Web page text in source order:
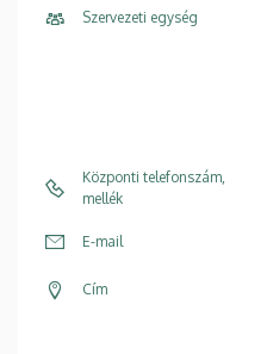
Szervezeti egység
Központi telefonszám,
mellék
E-mail
Cím